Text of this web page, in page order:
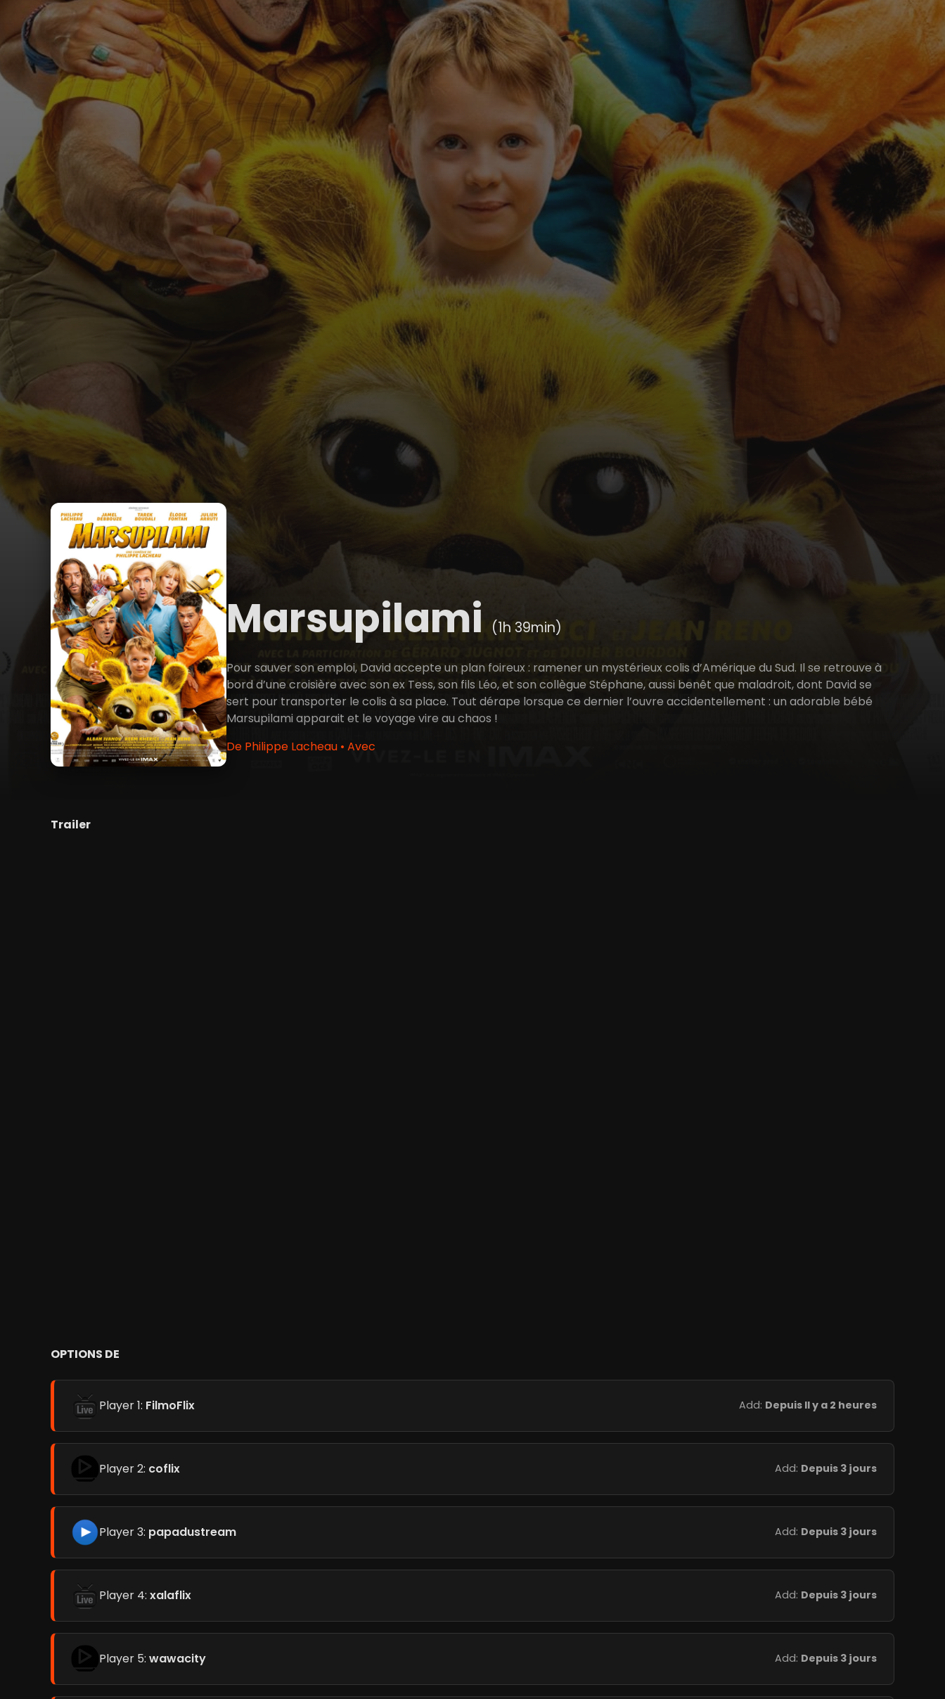
Marsupilami (1h 39min)
Pour sauver son emploi, David accepte un plan foireux : ramener un mystérieux colis d’Amérique du Sud. Il se retrouve à
bord d’une croisière avec son ex Tess, son fils Léo, et son collègue Stéphane, aussi benêt que maladroit, dont David se
sert pour transporter le colis à sa place. Tout dérape lorsque ce dernier l’ouvre accidentellement : un adorable bébé
Marsupilami apparait et le voyage vire au chaos !
De Philippe Lacheau • Avec
Trailer
OPTIONS DE
Player 1: FilmoFlix Add: Depuis Il y a 2 heures
Player 2: coflix Add: Depuis 3 jours
Player 3: papadustream Add: Depuis 3 jours
Player 4: xalaflix Add: Depuis 3 jours
Player 5: wawacity Add: Depuis 3 jours